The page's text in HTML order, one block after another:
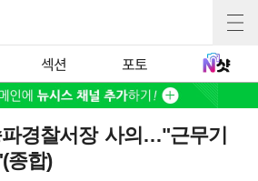
섹션 포토
경찰서장 사의…"근무기
종합)